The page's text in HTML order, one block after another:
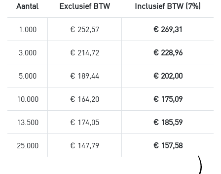
Aantal Exclusief BTW Inclusief BTW (7%)
1.000 € 252,57 € 269,31
3.000 € 214,72 € 228,96
5.000 € 189,44 € 202,00
10.000 € 164,20 € 175,09
13.500 € 174,05 € 185,59
25.000 € 147,79 € 157,58